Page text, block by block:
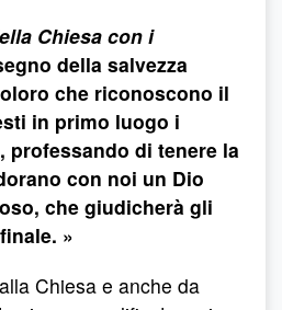
Chiesa con i
della salvezza
che riconoscono il
in primo luogo i
professando di tenere la
con noi un Dio
che giudicherà gli
»
Chiesa e anche da